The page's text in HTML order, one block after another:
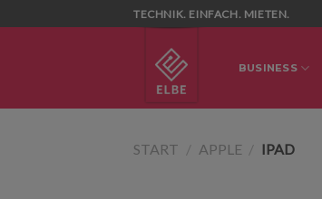
to
TECHNIK. EINFACH. MIETEN.
BUSINESS
START / APPLE / IPAD